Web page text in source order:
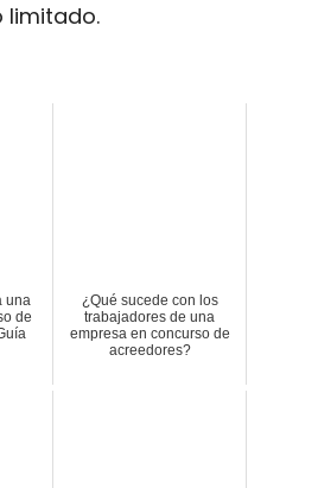
limitado.
una
de
¿Qué sucede con los
trabajadores de una
empresa en concurso de
acreedores?